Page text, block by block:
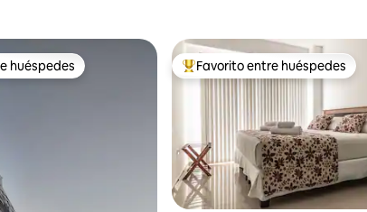
preferido
huéspedes Favorito entre huéspedes
Favorito entre huéspedes